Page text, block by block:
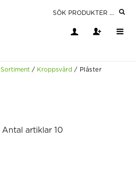
Sortiment / Kroppsvård / Plåster
Antal artiklar 10